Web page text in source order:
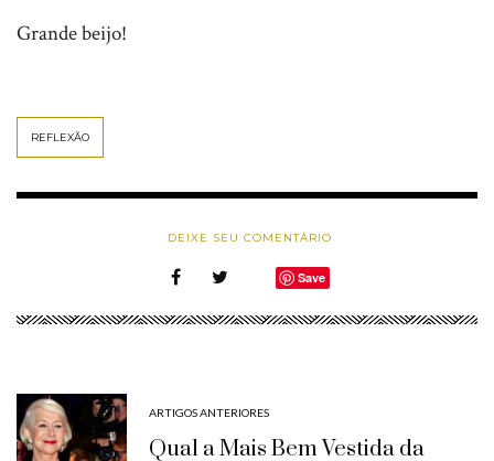
Grande beijo!
REFLEXÃO
DEIXE SEU COMENTÁRIO
Save
ARTIGOS ANTERIORES
Qual a Mais Bem Vestida da